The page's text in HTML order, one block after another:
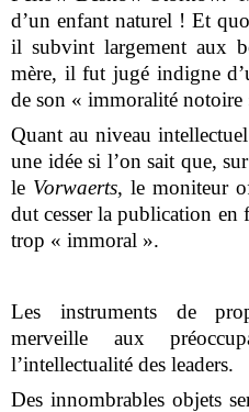
d’un enfant naturel ! Et
il subvint largement aux
mère, il fut jugé indigne
de son « immoralité notoire
Quant au niveau
une idée si l’on sait que,
le Vorwaerts, le moniteur
dut cesser la publication en
trop « immoral ».
Les instruments de
merveille aux
l’intellectualité des leaders.
Des innombrables objets